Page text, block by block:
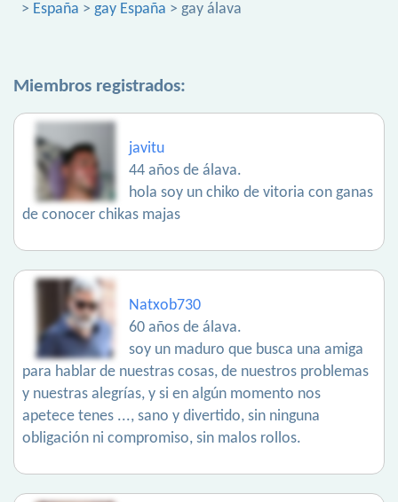
> España > gay España > gay álava
Miembros registrados:
javitu
44 años de álava.
hola soy un chiko de vitoria con ganas
de conocer chikas majas
Natxob730
60 años de álava.
soy un maduro que busca una amiga
para hablar de nuestras cosas, de nuestros problemas
y nuestras alegrías, y si en algún momento nos
apetece tenes ..., sano y divertido, sin ninguna
obligación ni compromiso, sin malos rollos.